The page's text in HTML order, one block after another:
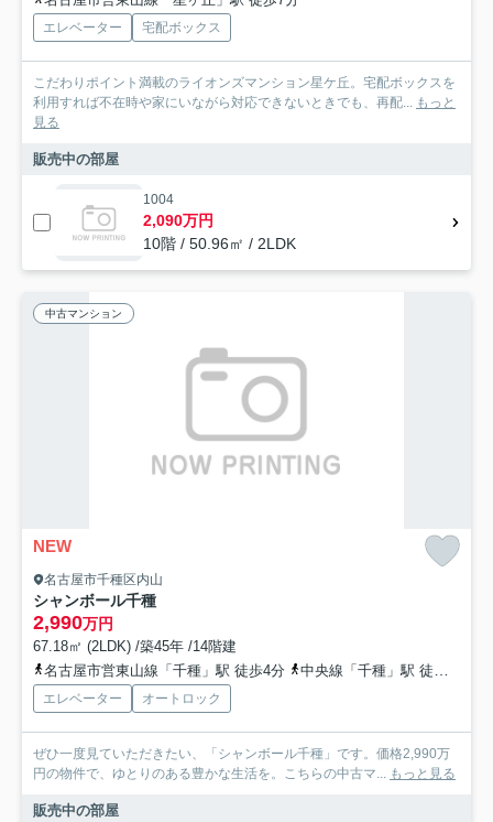
エレベーター 宅配ボックス
こだわりポイント満載のライオンズマンション星ケ丘。宅配ボックスを
利用すれば不在時や家にいながら対応できないときでも、再配... もっと
見る
販売中の部屋
1004
2,090万円
10階 / 50.96㎡ / 2LDK
中古マンション
NEW
名古屋市千種区内山
シャンボール千種
2,990万円
67.18㎡ (2LDK) /築45年 /14階建
名古屋市営東山線「千種」駅 徒歩4分
中央線「千種」駅 徒歩5分
エレベーター オートロック
ぜひ一度見ていただきたい、「シャンボール千種」です。価格2,990万
円の物件で、ゆとりのある豊かな生活を。こちらの中古マ... もっと見る
販売中の部屋